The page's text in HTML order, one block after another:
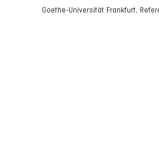
Goethe-Universität Frankfurt,